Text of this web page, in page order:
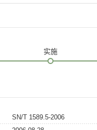
实施
SN/T 1589.5-2006